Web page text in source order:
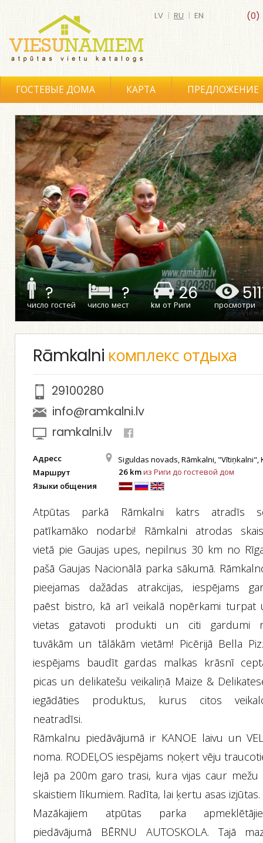
(0)
LV | RU | EN
ГОСТЕВЫЕ ДОМА КАРТА ПРЕДЛОЖЕНИЕ
?
число гостей
?
число мест
26
kм от Риги просмотри
Rāmkalni комплекс отдыха
29100280
info@ramkalni.lv
ramkalni.lv
Адресс Siguldas novads, Rāmkalni, "Vītiņkalni",
Маршрут 26 kmиз Риги до гостевой дом
Языки общения
Atpūtas parkā Rāmkalni katrs atradīs
patīkamāko nodarbi! Rāmkalni atrodas
vietā pie Gaujas upes, nepilnus 30 km no
pašā Gaujas Nacionālā parka sākumā.
pieejamas dažādas atrakcijas, iespējams
paēst bistro, kā arī veikalā nopērkami turpat
vietas gatavoti produkti un citi gardumi
tuvākām un tālākām vietām! Picērijā Bella
iespējams baudīt gardas malkas krāsnī
picas un delikatešu veikaliņā Maize &
iegādāties produktus, kurus citos
neatradīsi.
Rāmkalnu piedāvājumā ir KANOE laivu un
noma. RODEĻOS iespējams noķert vēju
lejā pa 200m garo trasi, kura vijas caur mežu
skaistiem līkumiem. Radīta, lai ķertu asas izjūtas.
Mazākajiem atpūtas parka
piedāvājumā BĒRNU AUTOSKOLA. Tajā